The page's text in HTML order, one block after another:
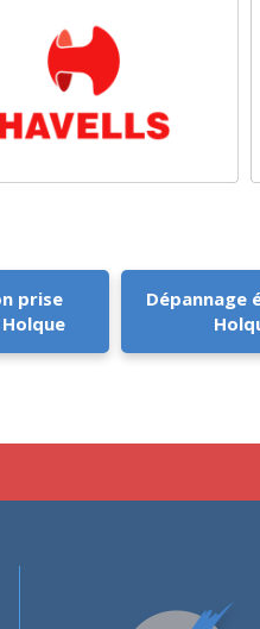
prise
Dépannage